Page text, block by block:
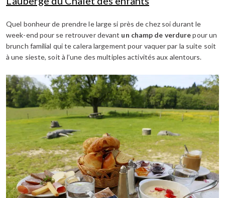
Quel bonheur de prendre le large si près de chez soi durant le
week-end pour se retrouver devant un champ de verdurepour un
brunch familial qui te calera largement pour vaquer par la suite soit
à une sieste, soit à l’une des multiples activités aux alentours.